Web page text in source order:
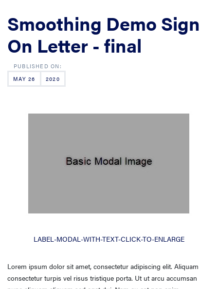
Smoothing Demo Sign
On Letter - final
MAY 26 2020
LABEL-MODAL-WITH-TEXT-CLICK-TO-ENLARGE
Lorem ipsum dolor sit amet, consectetur adipiscing elit. Aliquam
consectetur turpis vel risus tristique porta. Ut ut arcu accumsan